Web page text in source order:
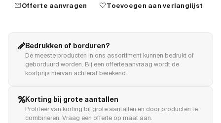
mailOfferte aanvragen favoriteToevoegen aan verlanglijst
Bedrukken of borduren?
De meeste producten in ons assortiment kunnen bedrukt of
geborduurd worden. Bij een offerteaanvraag wordt de
kostprijs hiervan achteraf berekend.
Korting bij grote aantallen
Profiteer van korting bij grote aantallen en door producten te
combineren. Vraag een offerte op maat aan.